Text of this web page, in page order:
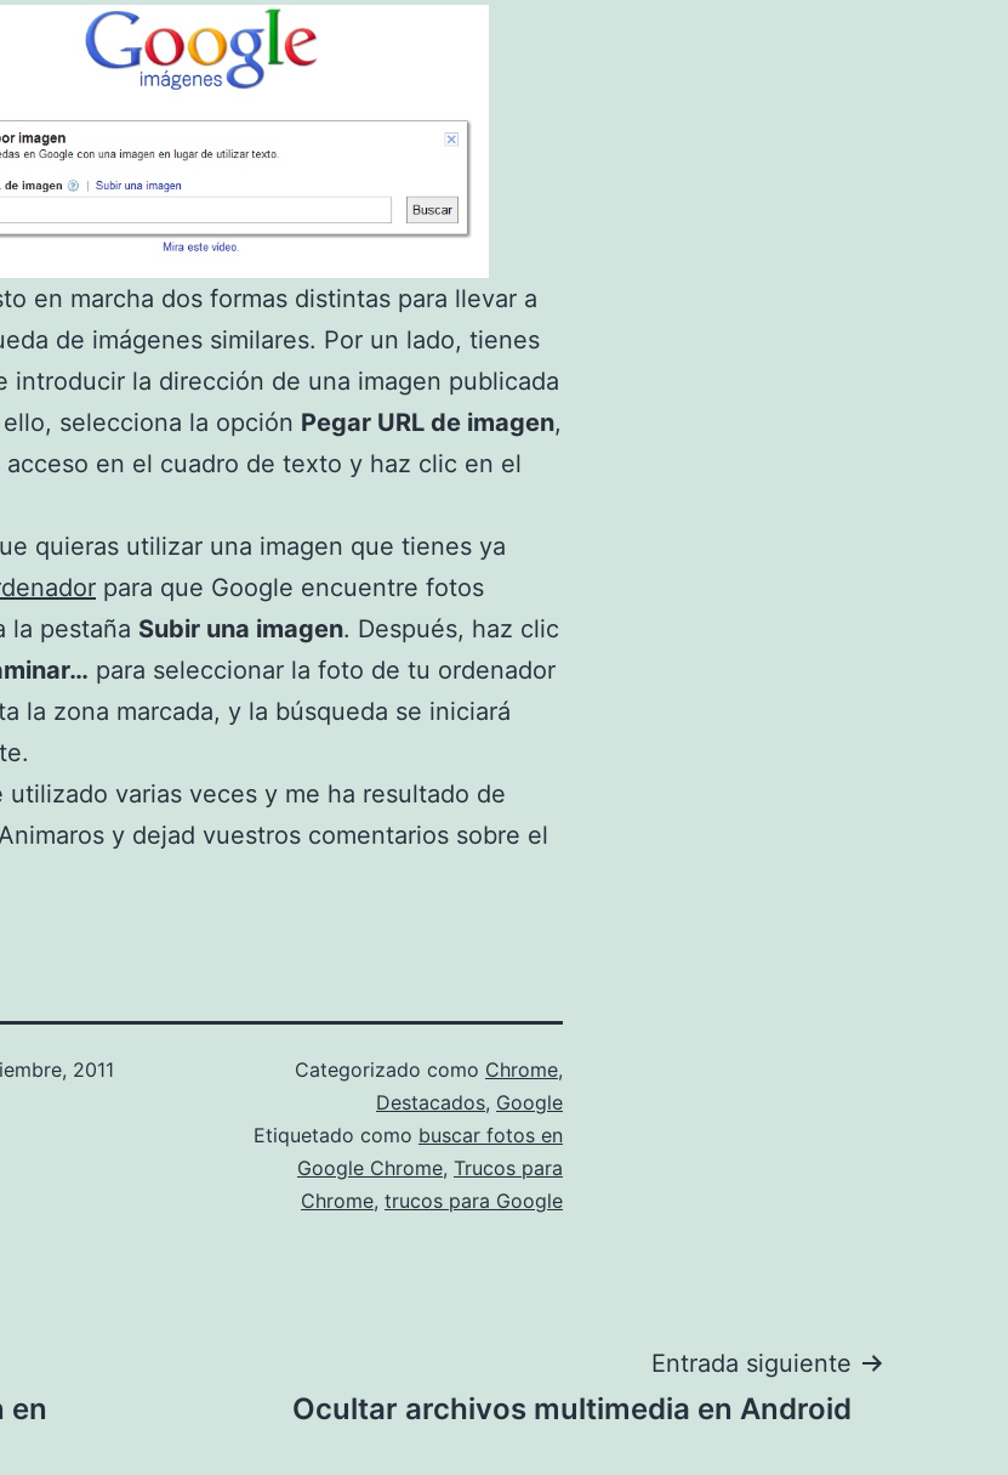
en marcha dos formas distintas para llevar a
de imágenes similares. Por un lado, tienes
introducir la dirección de una imagen publicada
selecciona la opción Pegar URL de imagen,
acceso en el cuadro de texto y haz clic en el
quieras utilizar una imagen que tienes ya
para que Google encuentre fotos
la pestaña Subir una imagen. Después, haz clic
para seleccionar la foto de tu ordenador
la zona marcada, y la búsqueda se iniciará
utilizado varias veces y me ha resultado de
y dejad vuestros comentarios sobre el
2011
Categorizado como Chrome,
Destacados, Google
Etiquetado como buscar fotos en
Google Chrome, Trucos para
Chrome, trucos para Google
en
Entrada siguiente
Ocultar archivos multimedia en Android